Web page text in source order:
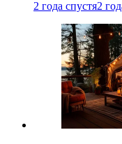
2 года спустя2